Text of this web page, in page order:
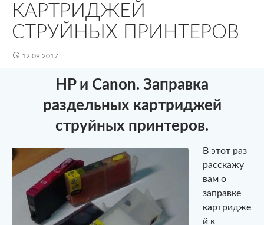
КАРТРИДЖЕЙ
СТРУЙНЫХ ПРИНТЕРОВ
12.09.2017
HP и Canon. Заправка
раздельных картриджей
струйных принтеров.
В этот раз
расскажу
вам о
заправке
картридже
й к